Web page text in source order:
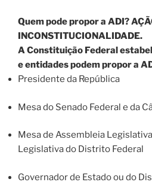
Quem pode propor a ADI?
INCONSTITUCIONALIDADE.
A Constituição Federal
e entidades podem propor a
Presidente da República
Mesa do Senado Federal e da
Mesa de Assembleia
Legislativa do Distrito Federal
Governador de Estado ou do